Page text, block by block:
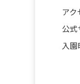
アク
公式
入園